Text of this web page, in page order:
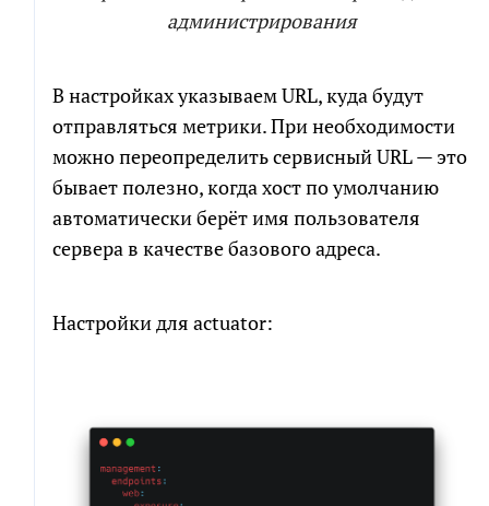
администрирования
В настройках указываем URL, куда будут
отправляться метрики. При необходимости
можно переопределить сервисный URL — это
бывает полезно, когда хост по умолчанию
автоматически берёт имя пользователя
сервера в качестве базового адреса.
Настройки для actuator: